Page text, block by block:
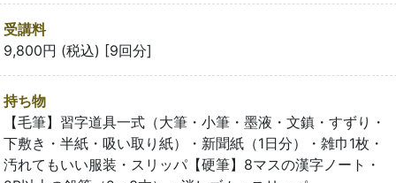
受講料
9,800円 (税込) [9回分]
持ち物
【毛筆】習字道具一式（大筆・小筆・墨液・文鎮・すずり・
下敷き・半紙・吸い取り紙）・新聞紙（1日分）・雑巾1枚・
汚れてもいい服装・スリッパ【硬筆】8マスの漢字ノート・